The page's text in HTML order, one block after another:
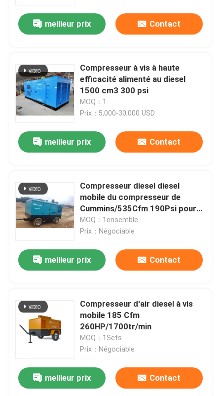
meilleur prix Contact
Compresseur à vis à haute
efficacité alimenté au diesel
1500 cm3 300 psi
MOQ：1
Prix：5,000-30,000 USD
meilleur prix Contact
Compresseur diesel diesel
mobile du compresseur de
Cummins/535Cfm 190Psi pour
sabler
MOQ：1ensemble
Prix：Négociable
meilleur prix Contact
Compresseur d'air diesel à vis
mobile 185 Cfm
260HP/1700tr/min
MOQ：1Sets
Prix：Négociable
meilleur prix Contact